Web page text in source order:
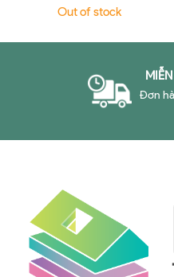
Out of stock
Đơn